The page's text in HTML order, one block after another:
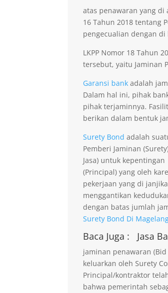
atas penawaran yang
16 Tahun 2018 tentang
pengecualian dengan di
LKPP Nomor 18 Tahun
tersebut, yaitu Jaminan
Garansi bank adalah
Dalam hal ini, pihak
pihak terjaminnya.
berikan dalam bentuk
Surety Bond adalah
Pemberi Jaminan
Jasa) untuk
(Principal) yang oleh
pekerjaan yang di
menggantikan
dengan batas jumlah
Surety Bond Di
Baca Juga : Jasa
jaminan penawaran
keluarkan oleh Surety
Principal/kontraktor
bahwa pemerintah